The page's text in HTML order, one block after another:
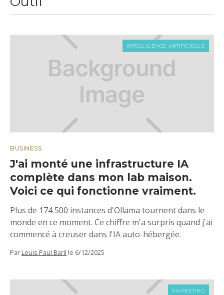
INTELLIGENCE ARTIFICIELLE
BUSINESS
J'ai monté une infrastructure IA
complète dans mon lab maison.
Voici ce qui fonctionne vraiment.
Plus de 174 500 instances d'Ollama tournent dans le
monde en ce moment. Ce chiffre m'a surpris quand j'ai
commencé à creuser dans l'IA auto-hébergée.
Par Louis-Paul Baril le 6/12/2025
MARKETING